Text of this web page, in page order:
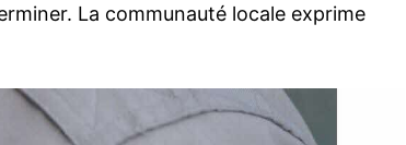
La communauté locale exprime